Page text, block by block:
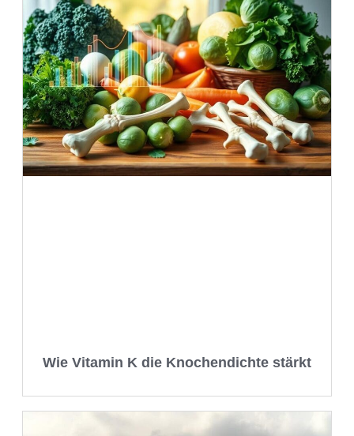
Wie Vitamin K die Knochendichte stärkt